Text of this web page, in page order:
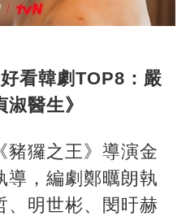
看韓劇TOP8：嚴
醫生》
豬玀之王》導演金
導，編劇鄭曞朗執
、明世彬、閔旴赫